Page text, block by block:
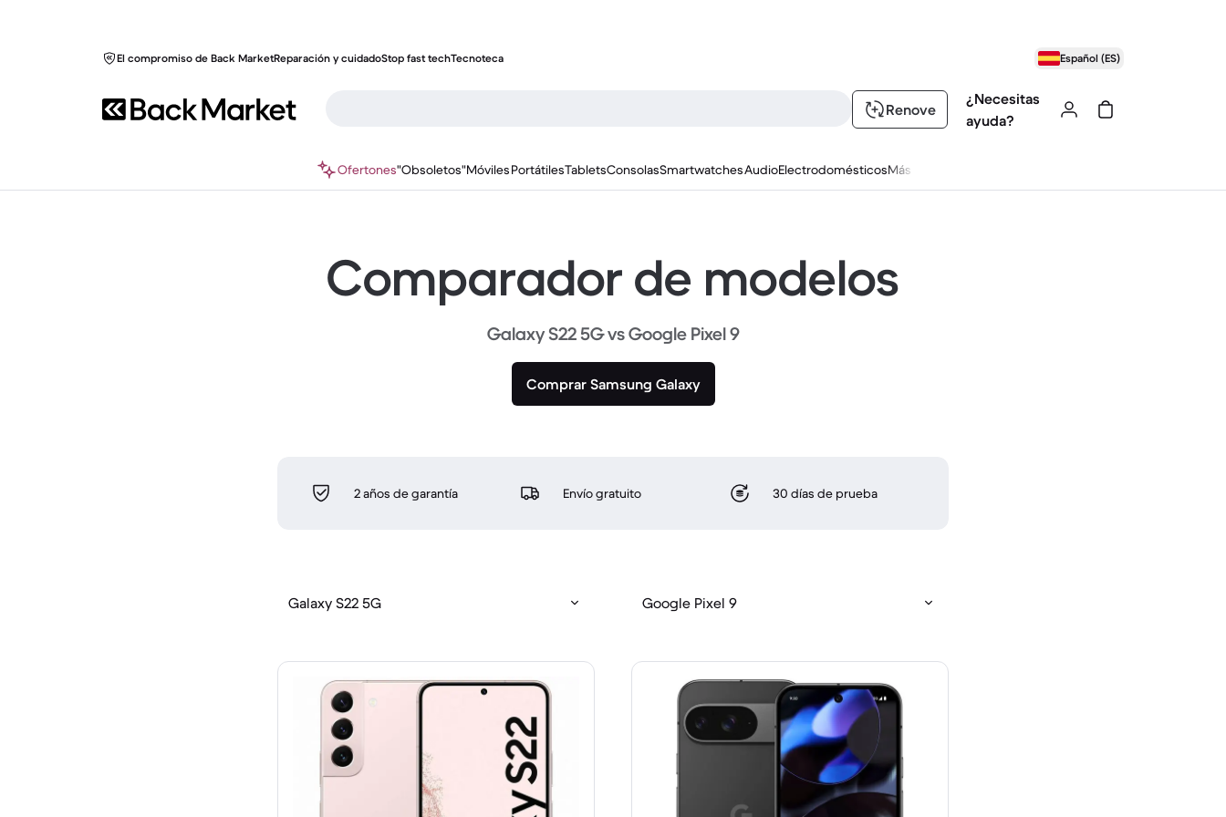
El compromiso de Back MarketReparación y cuidadoStop fast techTecnoteca Español (ES)
Renove
¿Necesitas
ayuda?
Ofertones"Obsoletos"MóvilesPortátilesTabletsConsolasSmartwatchesAudioElectrodomésticosMás
Comparador de modelos
Galaxy S22 5G vs Google Pixel 9
Comprar Samsung Galaxy
2 años de garantía Envío gratuito 30 días de prueba
Galaxy S22 5G Google Pixel 9